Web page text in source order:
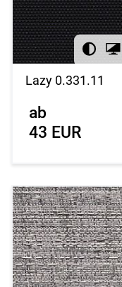
Lazy 0.331.11
ab
43 EUR